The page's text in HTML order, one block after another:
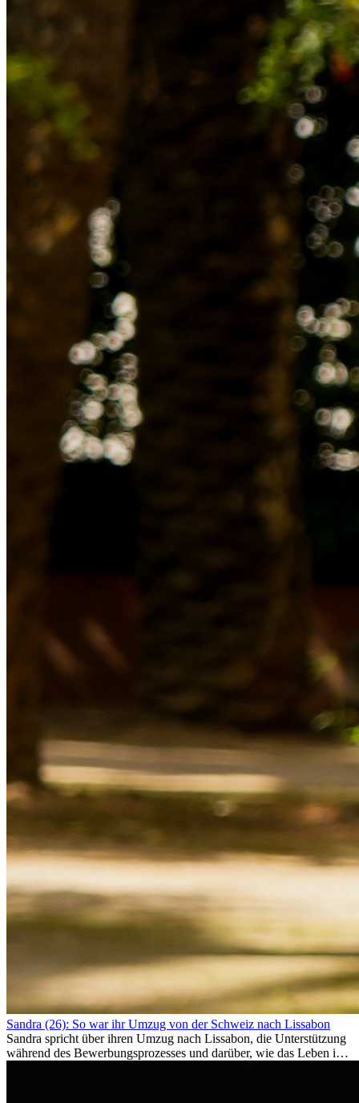
Sandra (26): So war ihr Umzug von der Schweiz nach Lissabon
Sandra spricht über ihren Umzug nach Lissabon, die Unterstützung
während des Bewerbungsprozesses und darüber, wie das Leben im